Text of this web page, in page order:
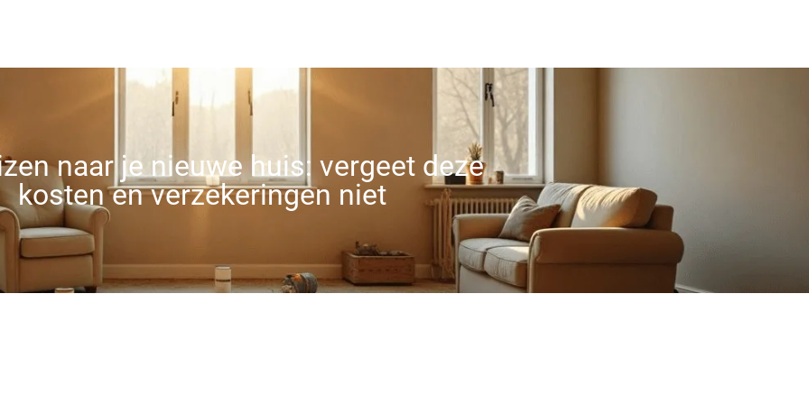
naar je nieuwe huis: vergeet deze
kosten en verzekeringen niet